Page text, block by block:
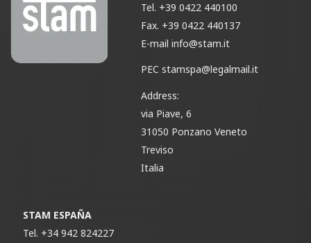
Tel. +39 0422 440100
Fax. +39 0422 440137
E-mail info@stam.it
PECstamspa@legalmail.it
Address:
via Piave, 6
31050 Ponzano Veneto
Treviso
Italia
STAM ESPAÑA
Tel. +34 942 824227